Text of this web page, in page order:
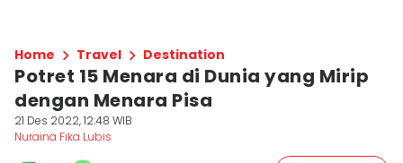
Home Travel Destination
Potret 15 Menara di Dunia yang Mirip
dengan Menara Pisa
21 Des 2022, 12:48 WIB
Nuraina Fika Lubis